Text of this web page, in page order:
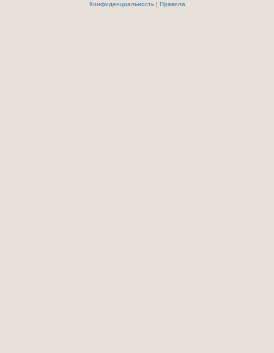
Конфиденциальность| Правила